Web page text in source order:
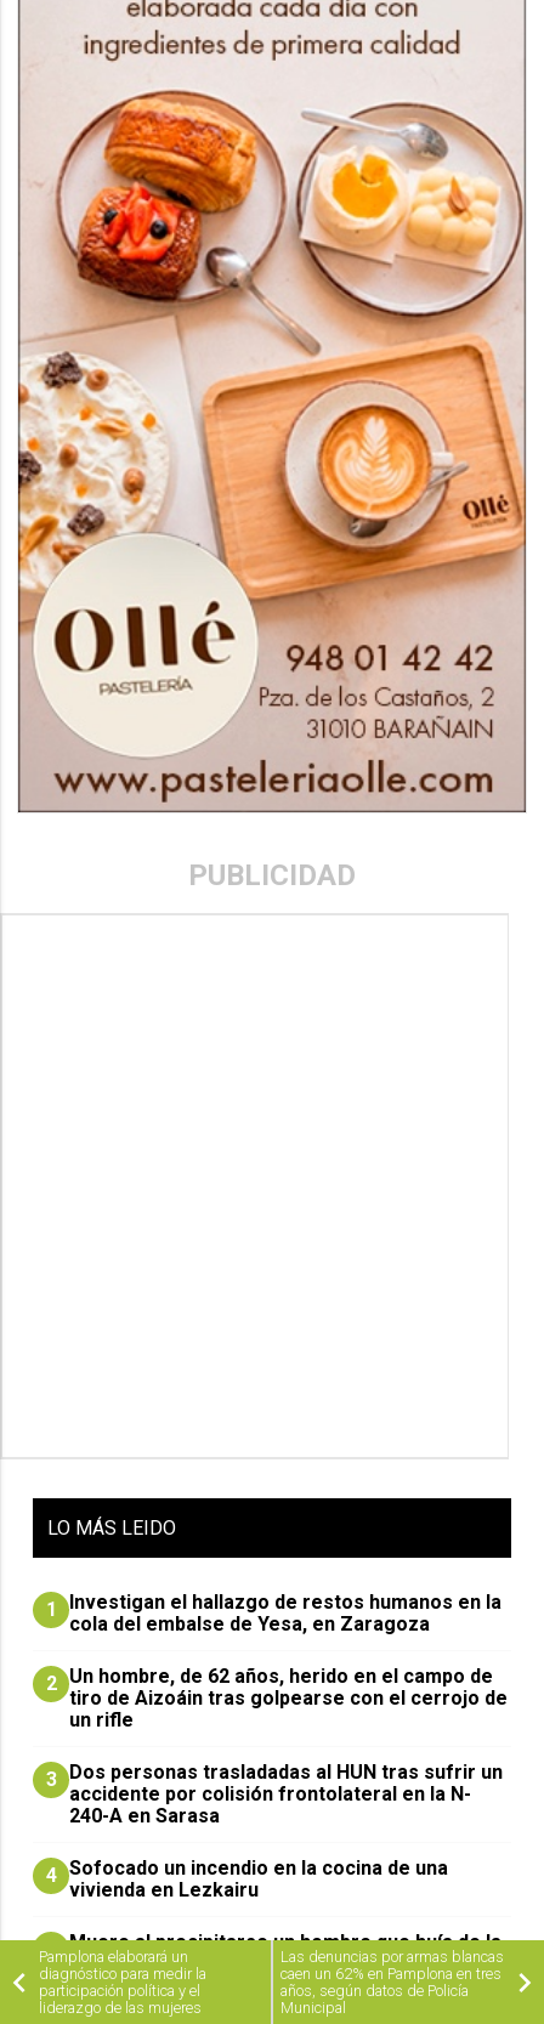
PUBLICIDAD
LO MÁS LEIDO
1
Investigan el hallazgo de restos humanos en la
cola del embalse de Yesa, en Zaragoza
2 Un hombre, de 62 años, herido en el campo de
tiro de Aizoáin tras golpearse con el cerrojo de
un rifle
3 ​Dos personas trasladadas al HUN tras sufrir un
accidente por colisión frontolateral en la N-
240-A en Sarasa
4 Sofocado un incendio en la cocina de una
vivienda en Lezkairu
5 Muere al precipitarse un hombre que huía de la
policía en Estella
Herida grave una joven, de 26 años, tras un
Pamplona elaborará un
diagnóstico para medir la
participación política y el
liderazgo de las mujeres
Las denuncias por armas blancas
caen un 62% en Pamplona en tres
años, según datos de Policía
Municipal